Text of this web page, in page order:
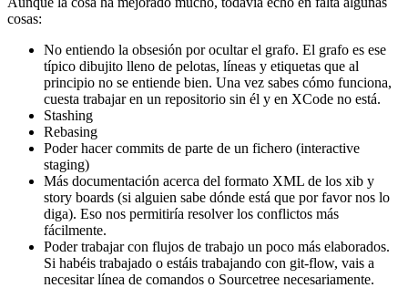
cosas:
No entiendo la obsesión por ocultar el grafo. El grafo es ese
típico dibujito lleno de pelotas, líneas y etiquetas que al
principio no se entiende bien. Una vez sabes cómo funciona,
cuesta trabajar en un repositorio sin él y en XCode no está.
Stashing
Rebasing
Poder hacer commits de parte de un fichero (interactive
staging)
Más documentación acerca del formato XML de los xib y
story boards (si alguien sabe dónde está que por favor nos lo
diga). Eso nos permitiría resolver los conflictos más
fácilmente.
Poder trabajar con flujos de trabajo un poco más elaborados.
Si habéis trabajado o estáis trabajando con git-flow, vais a
necesitar línea de comandos o Sourcetree necesariamente.